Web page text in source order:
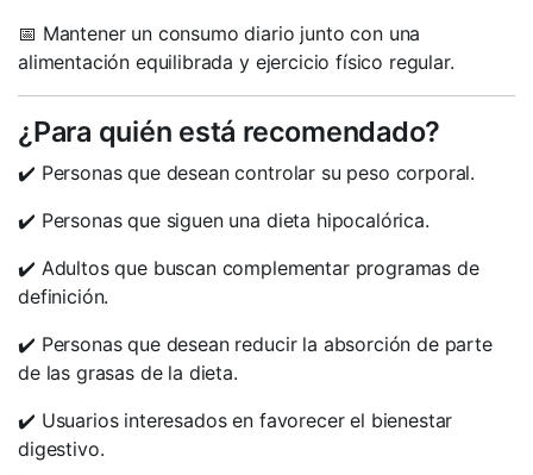
📅 Mantener un consumo diario junto con una
alimentación equilibrada y ejercicio físico regular.
¿Para quién está recomendado?
✔️ Personas que desean controlar su peso corporal.
✔️ Personas que siguen una dieta hipocalórica.
✔️ Adultos que buscan complementar programas de
definición.
✔️ Personas que desean reducir la absorción de parte
de las grasas de la dieta.
✔️ Usuarios interesados en favorecer el bienestar
digestivo.